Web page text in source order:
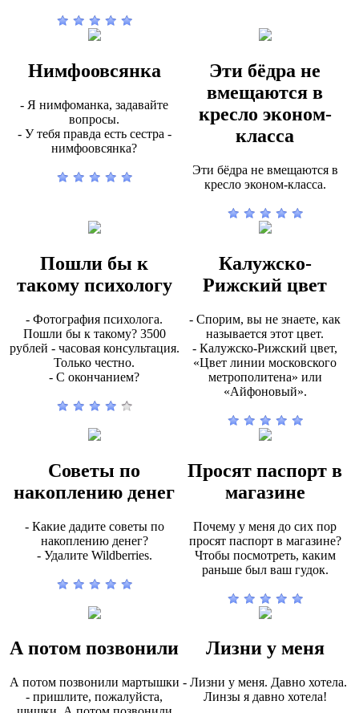
Нимфоовсянка
- Я нимфоманка, задавайте
вопросы.
- У тебя правда есть сестра -
нимфоовсянка?
Эти бёдра не
вмещаются в
кресло эконом-
класса
Эти бёдра не вмещаются в
кресло эконом-класса.
Пошли бы к
такому психологу
- Фотография психолога.
Пошли бы к такому? 3500
рублей - часовая консультация.
Только честно.
- С окончанием?
Калужско-
Рижский цвет
- Спорим, вы не знаете, как
называется этот цвет.
- Калужско-Рижский цвет,
«Цвет линии московского
метрополитена» или
«Айфоновый».
Советы по
накоплению денег
- Какие дадите советы по
накоплению денег?
- Удалите Wildberries.
Просят паспорт в
магазине
Почему у меня до сих пор
просят паспорт в магазине?
Чтобы посмотреть, каким
раньше был ваш гудок.
А потом позвонили
А потом позвонили мартышки
- пришлите, пожалуйста,
Лизни у меня
- Лизни у меня. Давно хотела.
Линзы я давно хотела!